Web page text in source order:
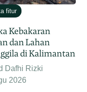
fitur
Kebakaran
dan Lahan
di Kalimantan
Dafhi Rizki
2026